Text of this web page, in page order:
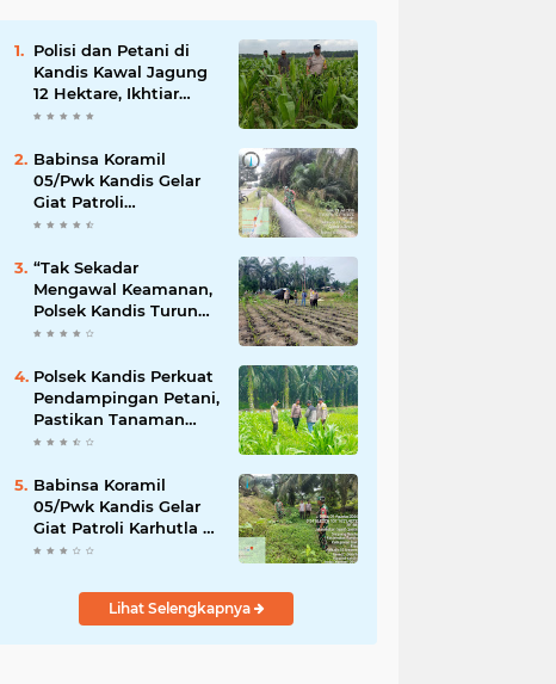
Polisi dan Petani di
Kandis Kawal Jagung
12 Hektare, Ikhtiar
Menjaga Ketahanan
Babinsa Koramil
05/Pwk Kandis Gelar
Giat Patroli
Pengamanan Line
Kandis Kandis
“Tak Sekadar
Mengawal Keamanan,
Polsek Kandis Turun
ke Lahan Jagung
Pangan
Polsek Kandis Perkuat
Pendampingan Petani,
Pastikan Tanaman
Jagung Tumbuh
Swasembada Pangan
Nasional
Babinsa Koramil
05/Pwk Kandis Gelar
Giat Patroli Karhutla di
Wilayah Kelurahan
Lihat Selengkapnya